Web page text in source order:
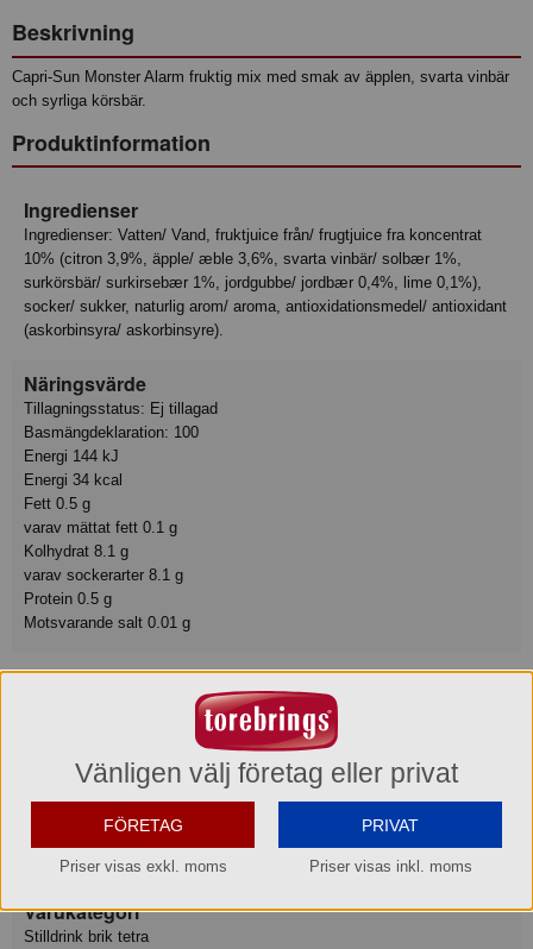
Beskrivning
Capri-Sun Monster Alarm fruktig mix med smak av äpplen, svarta vinbär
och syrliga körsbär.
Produktinformation
Ingredienser
10% (citron 3,9%, äpple/ æble 3,6%, svarta vinbär/ solbær 1%,
surkörsbär/ surkirsebær 1%, jordgubbe/ jordbær 0,4%, lime 0,1%),
socker/ sukker, naturlig arom/ aroma, antioxidationsmedel/ antioxidant
(askorbinsyra/ askorbinsyre).
Näringsvärde
Tillagningsstatus: Ej tillagad
Basmängdeklaration: 100
Energi 144 kJ
Energi 34 kcal
Fett 0.5 g
varav mättat fett 0.1 g
Kolhydrat 8.1 g
varav sockerarter 8.1 g
Protein 0.5 g
Motsvarande salt 0.01 g
Förvaring
Max-/Mintemperatur: 25/4°C
Tyskland
Varumärke
Capri-Sun
Varukategori
Stilldrink brik tetra
Vänligen välj företag eller privat
FÖRETAG
Priser visas exkl. moms
PRIVAT
Priser visas inkl. moms